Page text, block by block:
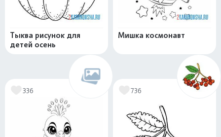
Тыква рисунок для
детей осень
Мишка космонавт
336 736